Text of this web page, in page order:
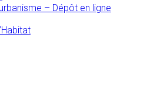
– Dépôt en ligne